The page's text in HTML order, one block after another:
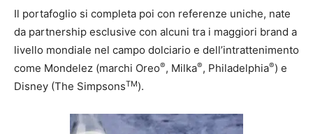
Il portafoglio si completa poi con referenze uniche, nate
da partnership esclusive con alcuni tra i maggiori brand a
livello mondiale nel campo dolciario e dell’intrattenimento
come Mondelez (marchi Oreo®, Milka®, Philadelphia®) e
Disney (The SimpsonsTM).